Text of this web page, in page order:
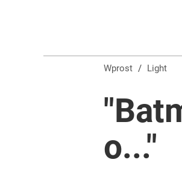
„Nie chodzi o zemstę”.
Wprost / Light
o..."